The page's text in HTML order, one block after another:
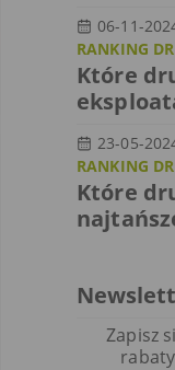
06-11-
RANKING
Które
23-05-
RANKING
Które
Zapisz